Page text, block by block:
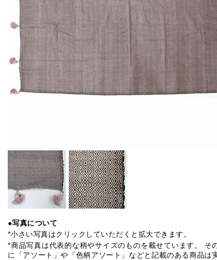
●写真について
*小さい写真はクリックしていただくと拡大できます。
*商品写真は代表的な柄やサイズのものを載せています。 そ
に「アソート」や「色柄アソート」などと記載のある商品は